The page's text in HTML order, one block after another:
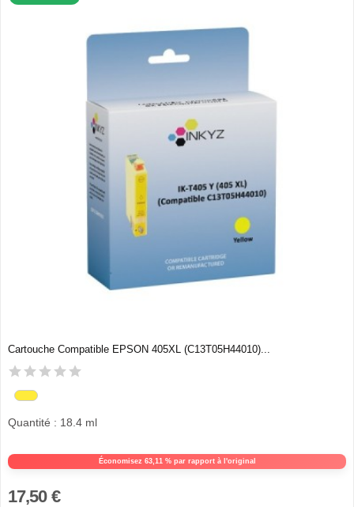
Cartouche Compatible EPSON 405XL (C13T05H44010)...
Économisez 63,11 % par rapport à l'original
Quantité : 18.4 ml
17,50 €